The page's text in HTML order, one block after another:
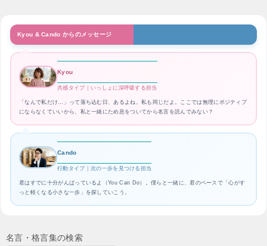
Kyou & Cando からのメッセージ
Kyou
共感タイプ｜いっしょに深呼吸する担当
「なんで私だけ…」って落ち込む日、あるよね。私も同じだよ。ここでは無理にポジティブ
にならなくていいから、私と一緒にため息をついてから名言を読んでみない？
Cando
行動タイプ｜次の一歩を見つける担当
君はすでに十分がんばっているよ（You Can Do）。僕らと一緒に、君のペースで「心がす
っと軽くなる小さな一歩」を探していこう。
名言・格言集の検索